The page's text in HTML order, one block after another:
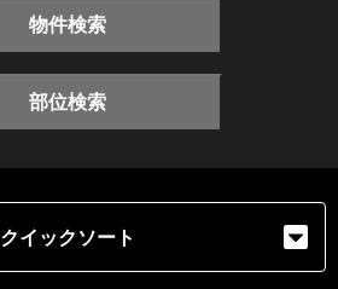
物件検索
部位検索
クイックソート